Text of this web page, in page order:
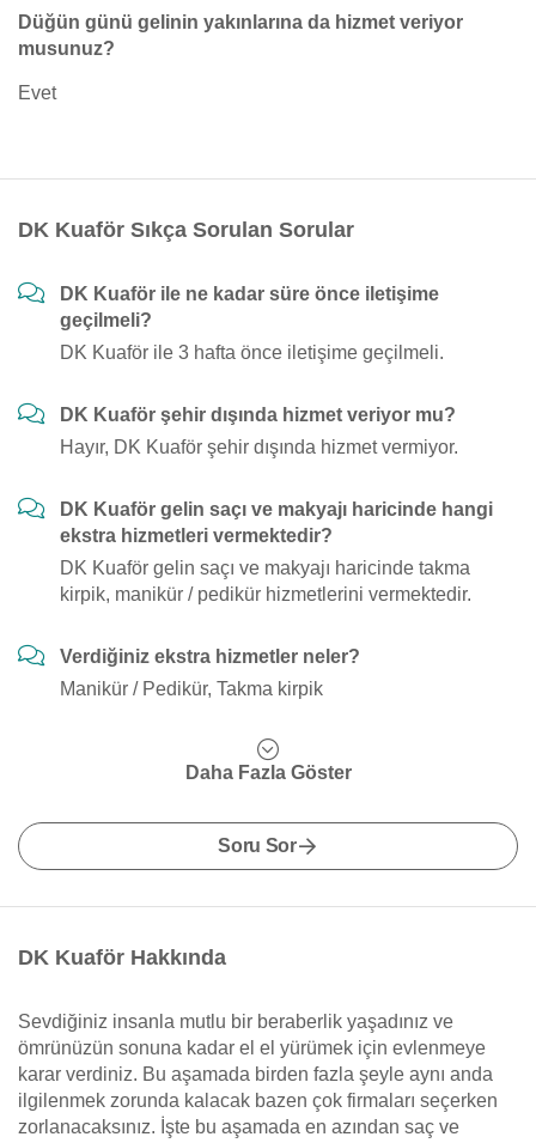
Düğün günü gelinin yakınlarına da hizmet veriyor
musunuz?
Evet
DK Kuaför Sıkça Sorulan Sorular
DK Kuaför ile ne kadar süre önce iletişime
geçilmeli?
DK Kuaför ile 3 hafta önce iletişime geçilmeli.
DK Kuaför şehir dışında hizmet veriyor mu?
Hayır, DK Kuaför şehir dışında hizmet vermiyor.
DK Kuaför gelin saçı ve makyajı haricinde hangi
ekstra hizmetleri vermektedir?
DK Kuaför gelin saçı ve makyajı haricinde takma
kirpik, manikür / pedikür hizmetlerini vermektedir.
Verdiğiniz ekstra hizmetler neler?
Manikür / Pedikür, Takma kirpik
Daha Fazla Göster
Soru Sor
DK Kuaför Hakkında
Sevdiğiniz insanla mutlu bir beraberlik yaşadınız ve
ömrünüzün sonuna kadar el el yürümek için evlenmeye
karar verdiniz. Bu aşamada birden fazla şeyle aynı anda
ilgilenmek zorunda kalacak bazen çok firmaları seçerken
zorlanacaksınız. İşte bu aşamada en azından saç ve